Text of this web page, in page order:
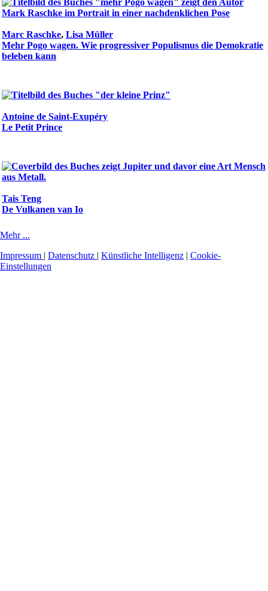
Marc Raschke, Lisa Müller
Mehr Pogo wagen. Wie progressiver Populismus die Demokratie
beleben kann
Antoine de Saint-Exupéry
Le Petit Prince
Tais Teng
De Vulkanen van Io
Mehr ...
Impressum | Datenschutz | Künstliche Intelligenz | Cookie-
Einstellungen